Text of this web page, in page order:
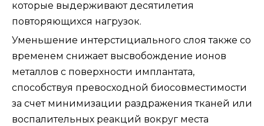
которые выдерживают десятилетия
повторяющихся нагрузок.
Уменьшение интерстициального слоя также со
временем снижает высвобождение ионов
металлов с поверхности имплантата,
способствуя превосходной биосовместимости
за счет минимизации раздражения тканей или
воспалительных реакций вокруг места